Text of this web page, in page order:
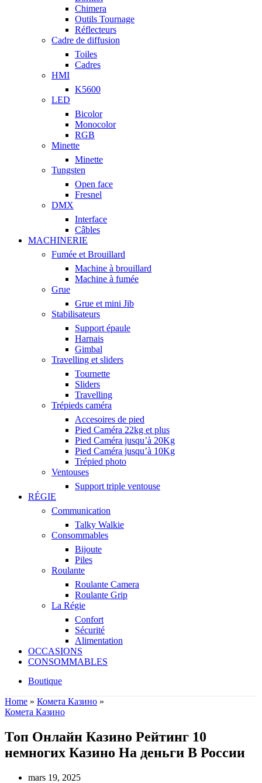
Chimera
Outils Tournage
Réflecteurs
Cadre de diffusion
Toiles
Cadres
HMI
K5600
LED
Bicolor
Monocolor
RGB
Minette
Minette
Tungsten
Open face
Fresnel
DMX
Interface
Câbles
MACHINERIE
Fumée et Brouillard
Machine à brouillard
Machine à fumée
Grue
Grue et mini Jib
Stabilisateurs
Support épaule
Harnais
Gimbal
Travelling et sliders
Tournette
Sliders
Travelling
Trépieds caméra
Accesoires de pied
Pied Caméra 22kg et plus
Pied Caméra jusqu’à 20Kg
Pied Caméra jusqu’à 10Kg
Trépied photo
Ventouses
Support triple ventouse
RÉGIE
Communication
Talky Walkie
Consommables
Bijoute
Piles
Roulante
Roulante Camera
Roulante Grip
La Régie
Confort
Sécurité
Alimentation
OCCASIONS
CONSOMMABLES
Boutique
Home » Комета Казино »
Комета Казино
Топ Онлайн Казино Рейтинг 10
немногих Казино На деньги В России
mars 19, 2025